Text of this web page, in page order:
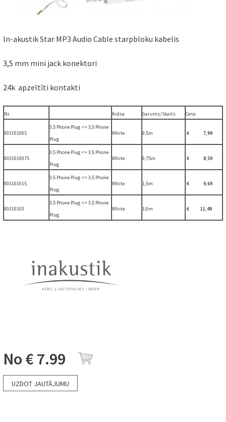
In-akustik Star MP3 Audio Cable starpbloku kabelis
3,5 mm mini jack konektori
24k apzeltīti kontakti
Nr. Krāsa Garums/Skaits Cena
003101005
3,5 Phone Plug <> 3,5 Phone
Plug
White 0,5m € 7,99
0031010075
3,5 Phone Plug <> 3,5 Phone
Plug
White 0,75m € 8,59
003101015
3,5 Phone Plug <> 3,5 Phone
Plug
White 1,5m € 9,69
00310103
3,5 Phone Plug <> 3,5 Phone
Plug
White 3,0m € 11,49
No € 7.99
UZDOT JAUTĀJUMU